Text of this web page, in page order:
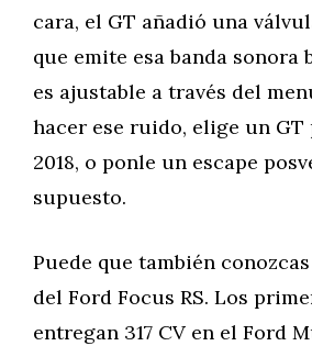
cara, el GT añadió una
que emite esa banda sonora
es ajustable a través del
hacer ese ruido, elige un
2018, o ponle un escape
supuesto.
Puede que también
del Ford Focus RS. Los
entregan 317 CV en el Ford